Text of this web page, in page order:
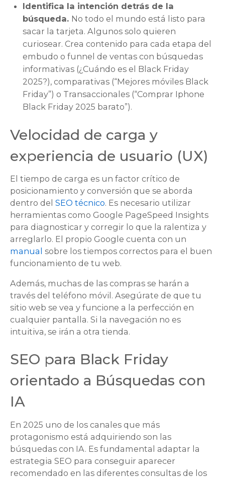
Identifica la intención detrás de la
búsqueda. No todo el mundo está listo para
sacar la tarjeta. Algunos solo quieren
curiosear. Crea contenido para cada etapa del
embudo o funnel de ventas con búsquedas
informativas (¿Cuándo es el Black Friday
2025?), comparativas (“Mejores móviles Black
Friday”) o Transaccionales (“Comprar Iphone
Black Friday 2025 barato”).
Velocidad de carga y
experiencia de usuario (UX)
El tiempo de carga es un factor crítico de
posicionamiento y conversión que se aborda
dentro del SEO técnico. Es necesario utilizar
herramientas como Google PageSpeed Insights
para diagnosticar y corregir lo que la ralentiza y
arreglarlo. El propio Google cuenta con un
manual sobre los tiempos correctos para el buen
funcionamiento de tu web.
Además, muchas de las compras se harán a
través del teléfono móvil. Asegúrate de que tu
sitio web se vea y funcione a la perfección en
cualquier pantalla. Si la navegación no es
intuitiva, se irán a otra tienda.
SEO para Black Friday
orientado a Búsquedas con
IA
En 2025 uno de los canales que más
protagonismo está adquiriendo son las
búsquedas con IA. Es fundamental adaptar la
estrategia SEO para conseguir aparecer
recomendado en las diferentes consultas de los